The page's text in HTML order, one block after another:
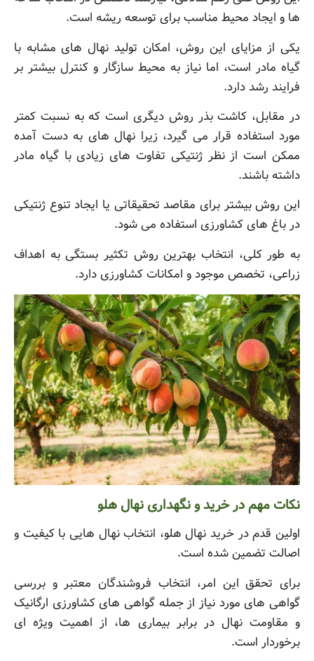
ها و ایجاد محیط مناسب برای توسعه ریشه است.
یکی از مزایای این روش، امکان تولید نهال های مشابه با
گیاه مادر است، اما نیاز به محیط سازگار و کنترل بیشتر بر
فرایند رشد دارد.
در مقابل، کاشت بذر روش دیگری است که به نسبت کمتر
مورد استفاده قرار می گیرد، زیرا نهال های به دست آمده
ممکن است از نظر ژنتیکی تفاوت های زیادی با گیاه مادر
داشته باشند.
این روش بیشتر برای مقاصد تحقیقاتی یا ایجاد تنوع ژنتیکی
در باغ های کشاورزی استفاده می شود.
به طور کلی، انتخاب بهترین روش تکثیر بستگی به اهداف
زراعی، تخصص موجود و امکانات کشاورزی دارد.
نکات مهم در خرید و نگهداری نهال هلو
اولین قدم در خرید نهال هلو، انتخاب نهال هایی با کیفیت و
اصالت تضمین شده است.
برای تحقق این امر، انتخاب فروشندگان معتبر و بررسی
گواهی های مورد نیاز از جمله گواهی های کشاورزی ارگانیک
و مقاومت نهال در برابر بیماری ها، از اهمیت ویژه ای
برخوردار است.